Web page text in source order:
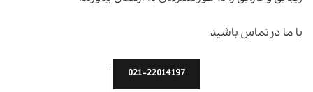
با ما در تماس باشید
021-22014197